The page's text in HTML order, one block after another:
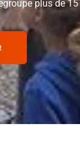
plus de